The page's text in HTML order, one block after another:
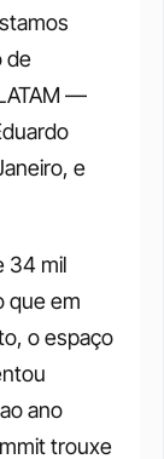
de
—
e
34 mil
que em
o espaço
ano
trouxe